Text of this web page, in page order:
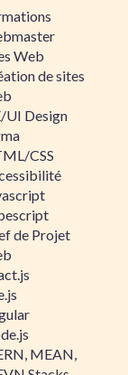
Web
de sites
UI Design
CSS
de Projet
MEAN,